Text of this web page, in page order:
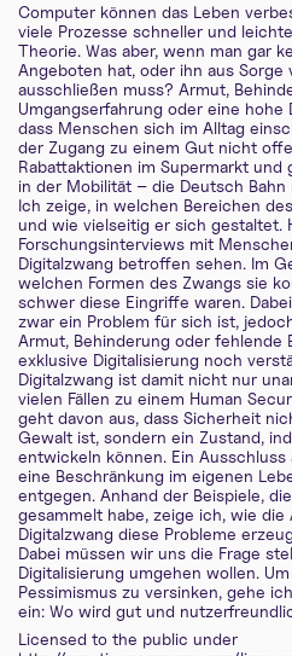
Computer können das Leben
viele Prozesse schneller und
Theorie. Was aber, wenn man gar
Angeboten hat, oder ihn aus Sorge
ausschließen muss? Armut,
Umgangserfahrung oder eine
dass Menschen sich im Alltag
der Zugang zu einem Gut nicht
Rabattaktionen im Supermarkt und
in der Mobilität – die Deutsch Bahn
Ich zeige, in welchen Bereichen
und wie vielseitig er sich gestaltet.
Forschungsinterviews mit
Digitalzwang betroffen sehen. Im
welchen Formen des Zwangs sie
schwer diese Eingriffe waren.
zwar ein Problem für sich ist,
Armut, Behinderung oder fehlende
exklusive Digitalisierung noch
Digitalzwang ist damit nicht nur
vielen Fällen zu einem Human
geht davon aus, dass Sicherheit
Gewalt ist, sondern ein Zustand,
entwickeln können. Ein
eine Beschränkung im eigenen
entgegen. Anhand der Beispiele,
gesammelt habe, zeige ich, wie die
Digitalzwang diese Probleme
Dabei müssen wir uns die Frage
Digitalisierung umgehen wollen.
Pessimismus zu versinken, gehe
ein: Wo wird gut und
Licensed to the public under